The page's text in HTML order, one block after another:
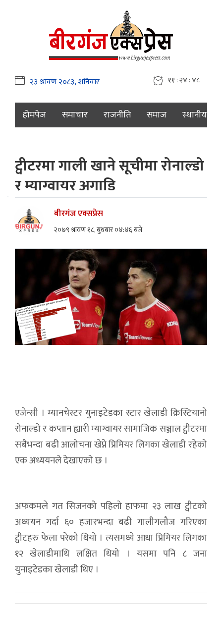
११ : २४ : ४९
होमपेज समाचार राजनीति समाज स्थानीय
ट्वीटरमा गाली खाने सूचीमा रोनाल्डो
र म्याग्वायर अगाडि
बीरगंज एक्सप्रेस
२०७९ श्रावण १८, बुधबार ०४:४६ बजे
एजेन्सी । म्यानचेस्टर युनाइटेडका स्टार खेलाडी क्रिस्टियानो
रोनाल्डो र कप्तान ह्यारी म्याग्वायर सामाजिक सञ्जाल ट्वीटरमा
सबैभन्दा बढी आलोचना खेप्ने प्रिमियर लिगका खेलाडी रहेको
एक अध्ययनले देखाएको छ ।
अफकमले गत सिजनको पहिलो हाफमा २३ लाख ट्वीटको
अध्ययन गर्दा ६० हजारभन्दा बढी गालीगलौज गरिएका
ट्वीटहरु फेला परेको थियो । त्यसमध्ये आधा प्रिमियर लिगका
१२ खेलाडीमाथि लक्षित थियो । यसमा पनि ८ जना
युनाइटेडका खेलाडी थिए ।